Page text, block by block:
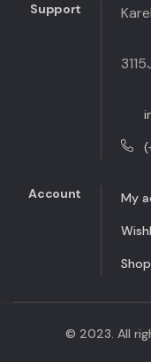
Support
Account My
Shop
© 2023. All